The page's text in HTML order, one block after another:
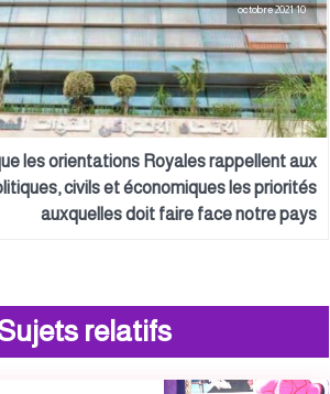
10 octobre 2021
les orientations Royales rappellent aux
civils et économiques les priorités
auxquelles doit faire face notre pays
Sujets relatifs